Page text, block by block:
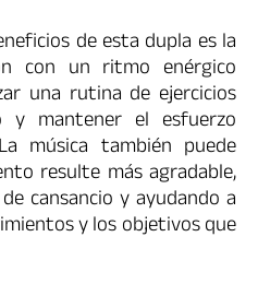
de esta dupla es la
con un ritmo enérgico
una rutina de ejercicios
y mantener el esfuerzo
música también puede
resulte más agradable,
cansancio y ayudando a
y los objetivos que